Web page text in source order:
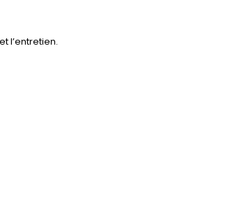
l’entretien.